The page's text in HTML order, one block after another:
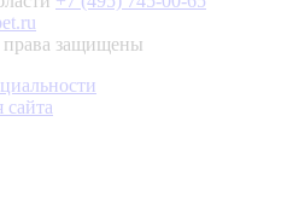
права защищены
сайта